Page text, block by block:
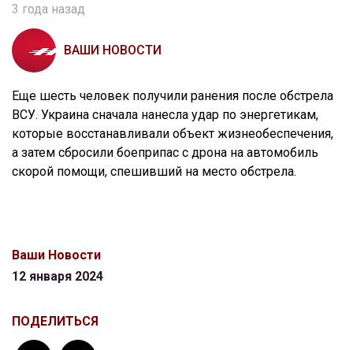
3 года назад
ВАШИ НОВОСТИ
Еще шесть человек получили ранения после обстрела
ВСУ. Украина сначала нанесла удар по энергетикам,
которые восстанавливали объект жизнеобеспечения,
а затем сбросили боеприпас с дрона на автомобиль
скорой помощи, спешивший на место обстрела.
Ваши Новости
12 января 2024
ПОДЕЛИТЬСЯ